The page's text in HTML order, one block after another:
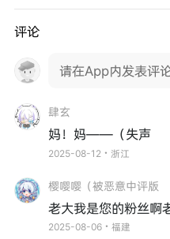
评论
请在App内发表评
肆玄
妈！妈——（失声
2025-08-12・浙江
樱嘤嘤（被恶意中评版
老大我是您的粉丝啊
2025-08-06・福建